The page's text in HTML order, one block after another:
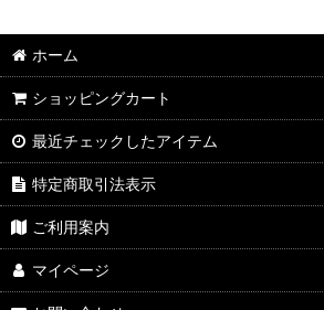
ホーム
ショッピングカート
最近チェックしたアイテム
特定商取引法表示
ご利用案内
マイページ